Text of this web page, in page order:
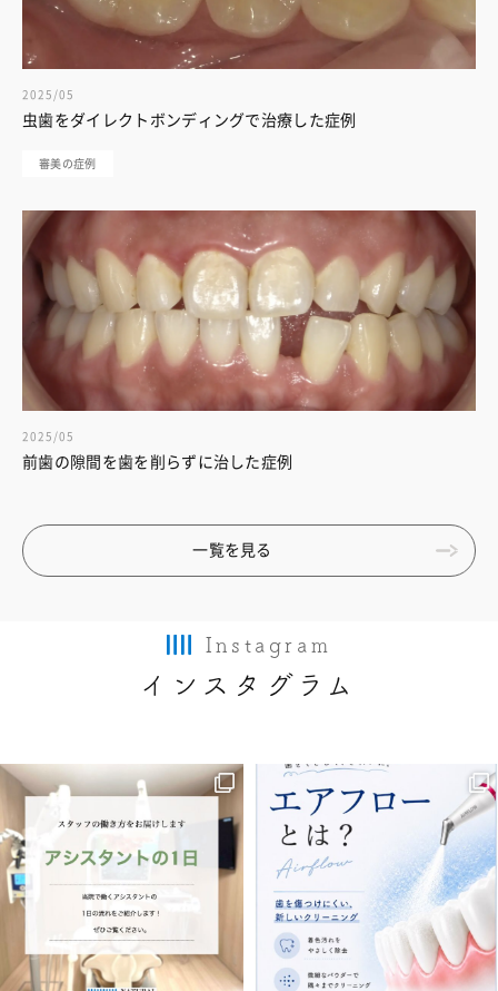
2025/05
虫歯をダイレクトボンディングで治療した症例
審美の症例
2025/05
前歯の隙間を歯を削らずに治した症例
一覧を見る
Instagram
インスタグラム